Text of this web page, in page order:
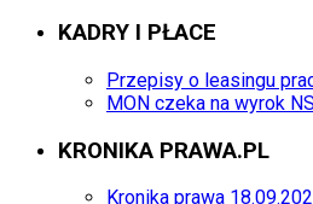
KADRY I PŁACE
Przepisy o leasingu
MON czeka na wyrok
KRONIKA PRAWA.PL
Kronika prawa